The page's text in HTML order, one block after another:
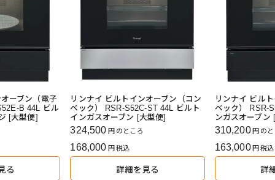
ーブン（電子
B 44L ビル
[大型便]
る
リンナイ ビルトインオーブン（コン
ベック） RSR-S52C-ST 44L ビルト
インガスオーブン [大型便]
324,500 のところ
168,000 税込
詳細を見る
リンナイ ビル
ベック） RSR-
ンガスオーブン
310,200 の
163,000 税込
詳